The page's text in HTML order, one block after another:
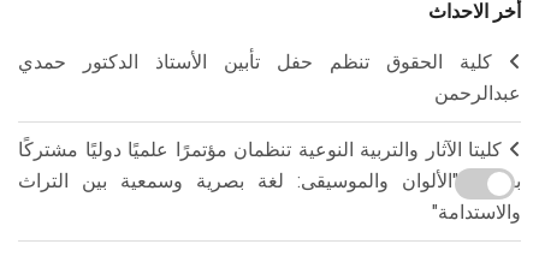
أخر الاحداث
كلية الحقوق تنظم حفل تأبين الأستاذ الدكتور حمدي
عبدالرحمن
كليتا الآثار والتربية النوعية تنظمان مؤتمرًا علميًا دوليًا مشتركًا
بعنوان "الألوان والموسيقى: لغة بصرية وسمعية بين التراث
والاستدامة"